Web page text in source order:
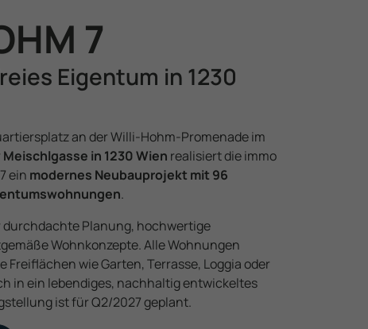
7
Eigentum in 1230
an der Willi-Hohm-Promenade im
Meischlgasse in 1230 Wien realisiert die immo
ein modernes Neubauprojekt mit 96
.
durchdachte Planung, hochwertige
Wohnkonzepte. Alle Wohnungen
Freiflächen wie Garten, Terrasse, Loggia oder
in ein lebendiges, nachhaltig entwickeltes
ist für Q2/2027 geplant.